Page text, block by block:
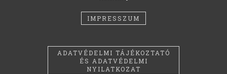
IMPRESSZUM
ADATVÉDELMI TÁJÉKOZTATÓ
ÉS ADATVÉDELMI
NYILATKOZAT